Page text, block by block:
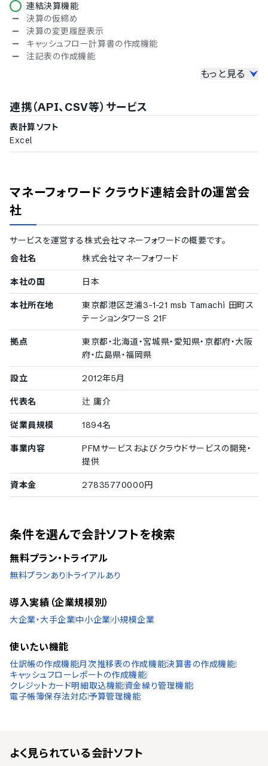
IT導入補助金対象
連結決算機能
決算の仮締め
決算の変更履歴表示
キャッシュフロー計算書の作成機能
注記表の作成機能
AIによる勘定科目の提案機能
取引先のCSVインポート機能
取引明細の自動取込機能
勘定科目の設定
取引先のCSVエクスポート機能
繰越処理機能
過年度遡及修正への対応
仕訳ルール設定機能
単式簿記入力機能
複式簿記入力機能
仕訳の承認ワークフロー設定
仕訳伝票の変更履歴自動保存
集計レポートの自動作成
キャッシュフローレポートの作成機能
収益レポートの作成機能
費用レポートの作成機能
レポートのCSVエクスポート機能
レポートのPDFエクスポート機能
レポートの印刷機能
ダッシュボード機能
委託会社の内部統制保証
3402監査（旧86号監査）報告書受領
SOC1報告書受領
入出金データ取込時の自動消込
入出金処理のExcel取込機能
銀行口座明細取込機能
クレジットカード明細取込機能
ネットショップの売上連携取込機能
請求書画像認識・取込機能
資金繰り管理機能
納品書の作成機能
証憑の電子保管
見積書の作成機能
請求書の作成機能
勤怠管理機能
給与計算機能
もっと見る
連携（API、CSV等）サービス
表計算ソフト
Excel
マネーフォワード クラウド連結会計の運営会
社
サービスを運営する株式会社マネーフォワードの概要です。
会社名
株式会社マネーフォワード
本社の国 日本
本社所在地
東京都港区芝浦3-1-21 msb Tamachi 田町ス
テーションタワーS 21F
拠点
東京都・北海道・宮城県・愛知県・京都府・大阪
府・広島県・福岡県
設立 2012年5月
代表名 辻 庸介
従業員規模 1894名
事業内容
PFMサービスおよびクラウドサービスの開発・
提供
資本金 27835770000円
条件を選んで会計ソフトを検索
無料プラン・トライアル
無料プランあり トライアルあり
導入実績（企業規模別）
大企業・大手企業中小企業小規模企業
使いたい機能
仕訳帳の作成機能月次推移表の作成機能決算書の作成機能
キャッシュフローレポートの作成機能
クレジットカード明細取込機能資金繰り管理機能
電子帳簿保存法対応予算管理機能
よく見られている会計ソフト